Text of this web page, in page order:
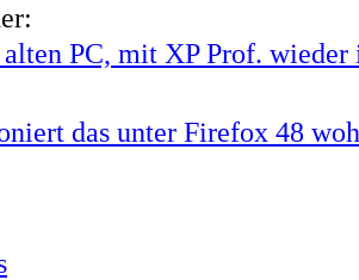
PC, mit XP Prof. wieder
das unter Firefox 48